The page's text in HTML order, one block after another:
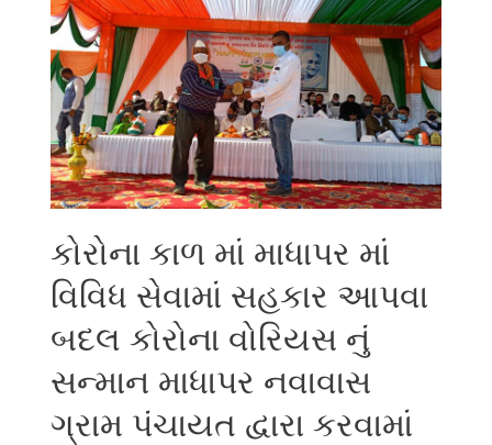
કોરોના કાળ માં માધાપર માં
વિવિધ સેવામાં સહકાર આપવા
બદલ કોરોના વોરિયસ નું
સન્માન માધાપર નવાવાસ
ગ્રામ પંચાયત દ્વારા કરવામાં